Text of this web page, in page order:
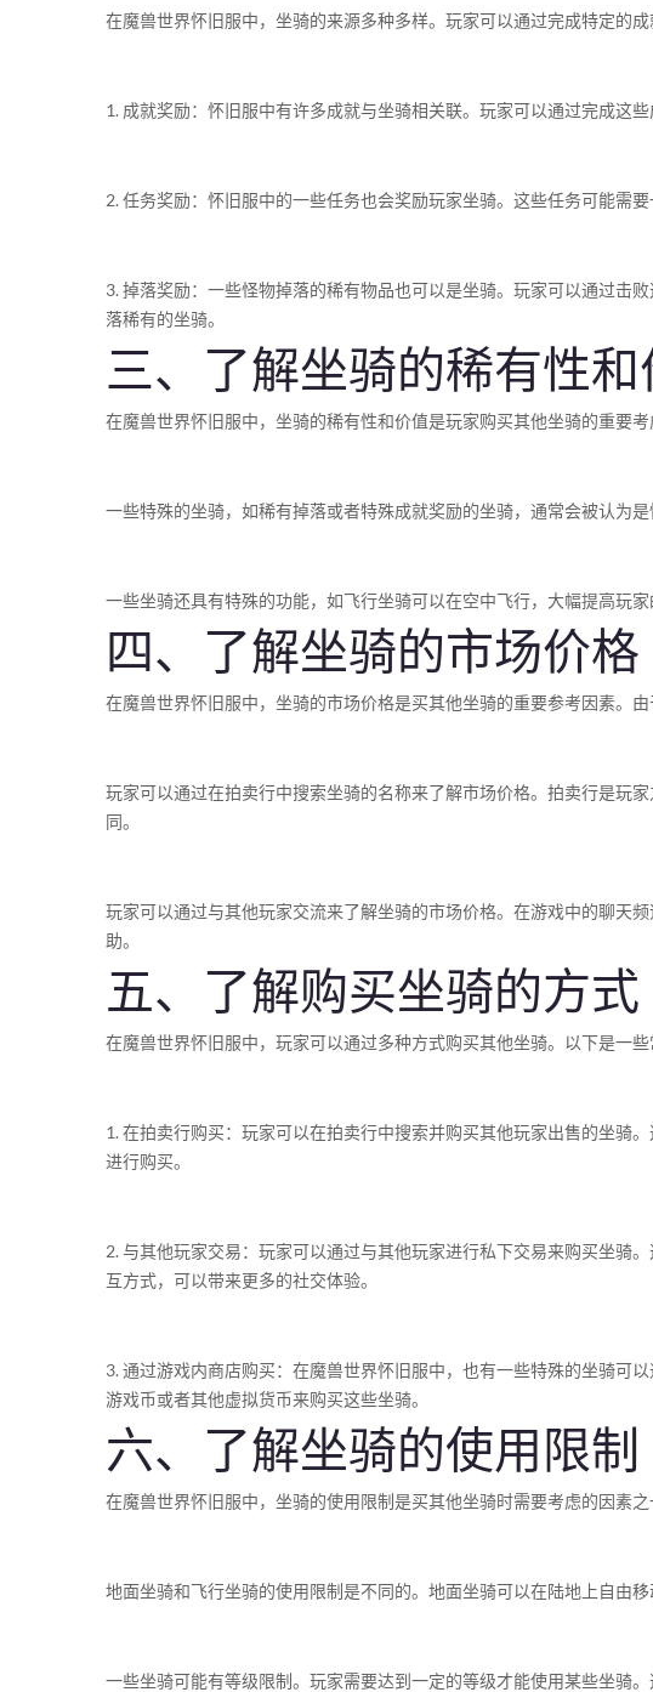
在魔兽世界怀旧服中，坐骑的来源多种多样。玩家可以通过完成特定的
1. 成就奖励：怀旧服中有许多成就与坐骑相关联。玩家可以通过完成这
2. 任务奖励：怀旧服中的一些任务也会奖励玩家坐骑。这些任务可能需
3. 掉落奖励：一些怪物掉落的稀有物品也可以是坐骑。玩家可以通过击
落稀有的坐骑。
三、了解坐骑的稀有性和
在魔兽世界怀旧服中，坐骑的稀有性和价值是玩家购买其他坐骑的重要
一些特殊的坐骑，如稀有掉落或者特殊成就奖励的坐骑，通常会被认为
一些坐骑还具有特殊的功能，如飞行坐骑可以在空中飞行，大幅提高玩
四、了解坐骑的市场价格
在魔兽世界怀旧服中，坐骑的市场价格是买其他坐骑的重要参考因素。
玩家可以通过在拍卖行中搜索坐骑的名称来了解市场价格。拍卖行是玩
同。
玩家可以通过与其他玩家交流来了解坐骑的市场价格。在游戏中的聊天
助。
五、了解购买坐骑的方式
在魔兽世界怀旧服中，玩家可以通过多种方式购买其他坐骑。以下是一些
1. 在拍卖行购买：玩家可以在拍卖行中搜索并购买其他玩家出售的坐骑
进行购买。
2. 与其他玩家交易：玩家可以通过与其他玩家进行私下交易来购买坐骑
互方式，可以带来更多的社交体验。
3. 通过游戏内商店购买：在魔兽世界怀旧服中，也有一些特殊的坐骑可
游戏币或者其他虚拟货币来购买这些坐骑。
六、了解坐骑的使用限制
在魔兽世界怀旧服中，坐骑的使用限制是买其他坐骑时需要考虑的因素
地面坐骑和飞行坐骑的使用限制是不同的。地面坐骑可以在陆地上自由
一些坐骑可能有等级限制。玩家需要达到一定的等级才能使用某些坐骑